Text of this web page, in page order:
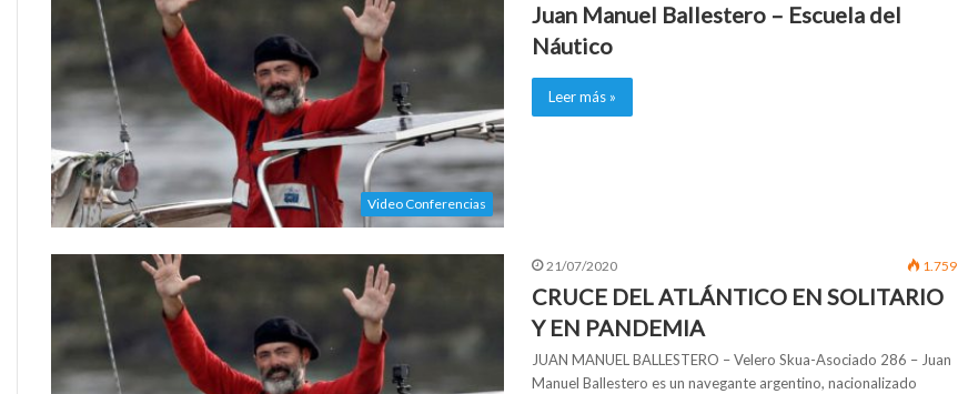
Video Conferencias
Juan Manuel Ballestero – Escuela del
Náutico
Leer más »
21/07/2020 1.759
CRUCE DEL ATLÁNTICO EN SOLITARIO
Y EN PANDEMIA
JUAN MANUEL BALLESTERO – Velero Skua-Asociado 286 – Juan
Manuel Ballestero es un navegante argentino, nacionalizado